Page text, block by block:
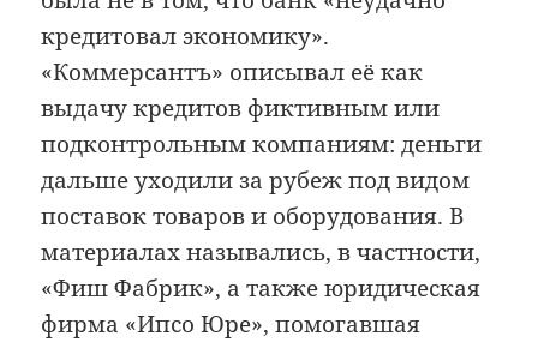
кредитовал экономику».
«Коммерсантъ» описывал её как
выдачу кредитов фиктивным или
подконтрольным компаниям: деньги
дальше уходили за рубеж под видом
поставок товаров и оборудования. В
материалах назывались, в частности,
«Фиш Фабрик», а также юридическая
фирма «Ипсо Юре», помогавшая